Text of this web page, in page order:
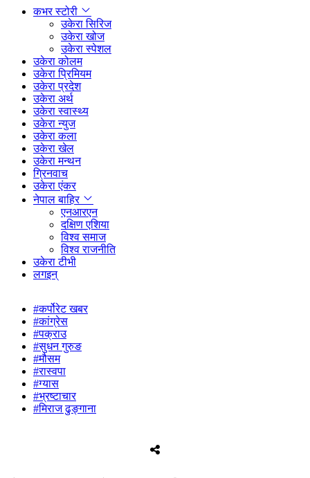
कभर स्टोरी
उकेरा सिरिज
उकेरा खोज
उकेरा स्पेशल
उकेरा कोलम
उकेरा प्रिमियम
उकेरा प्रदेश
उकेरा अर्थ
उकेरा स्वास्थ्य
उकेरा न्युज
उकेरा कला
उकेरा खेल
उकेरा मन्थन
ग्रिनवाच
उकेरा एंकर
नेपाल बाहिर
एनआरएन
दक्षिण एशिया
विश्व समाज
विश्व राजनीति
उकेरा टीभी
लगइन्
#कर्पोरेट खबर
#कांग्रेस
#पक्राउ
#सुधन गुरुङ
#मौसम
#रास्वपा
#ग्यास
#भ्रष्टाचार
#मिराज ढुङ्गाना